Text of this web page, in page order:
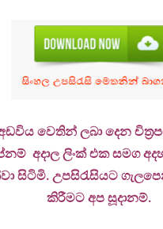
වෙතින් ලබා දෙන
අදාල ලිංක් එක සමග
සිටිමි. උපසිරැසියට
කිරීමට අප සූදානම්.